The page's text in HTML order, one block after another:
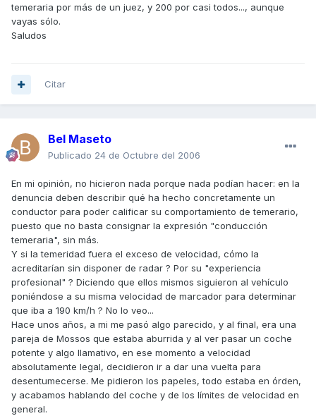
temeraria por más de un juez, y 200 por casi todos..., aunque
vayas sólo.
Saludos
Citar
Bel Maseto
Publicado 24 de Octubre del 2006
En mi opinión, no hicieron nada porque nada podían hacer: en la
denuncia deben describir qué ha hecho concretamente un
conductor para poder calificar su comportamiento de temerario,
puesto que no basta consignar la expresión "conducción
temeraria", sin más.
Y si la temeridad fuera el exceso de velocidad, cómo la
acreditarían sin disponer de radar ? Por su "experiencia
profesional" ? Diciendo que ellos mismos siguieron al vehículo
poniéndose a su misma velocidad de marcador para determinar
que iba a 190 km/h ? No lo veo...
Hace unos años, a mi me pasó algo parecido, y al final, era una
pareja de Mossos que estaba aburrida y al ver pasar un coche
potente y algo llamativo, en ese momento a velocidad
absolutamente legal, decidieron ir a dar una vuelta para
desentumecerse. Me pidieron los papeles, todo estaba en órden,
y acabamos hablando del coche y de los límites de velocidad en
general.